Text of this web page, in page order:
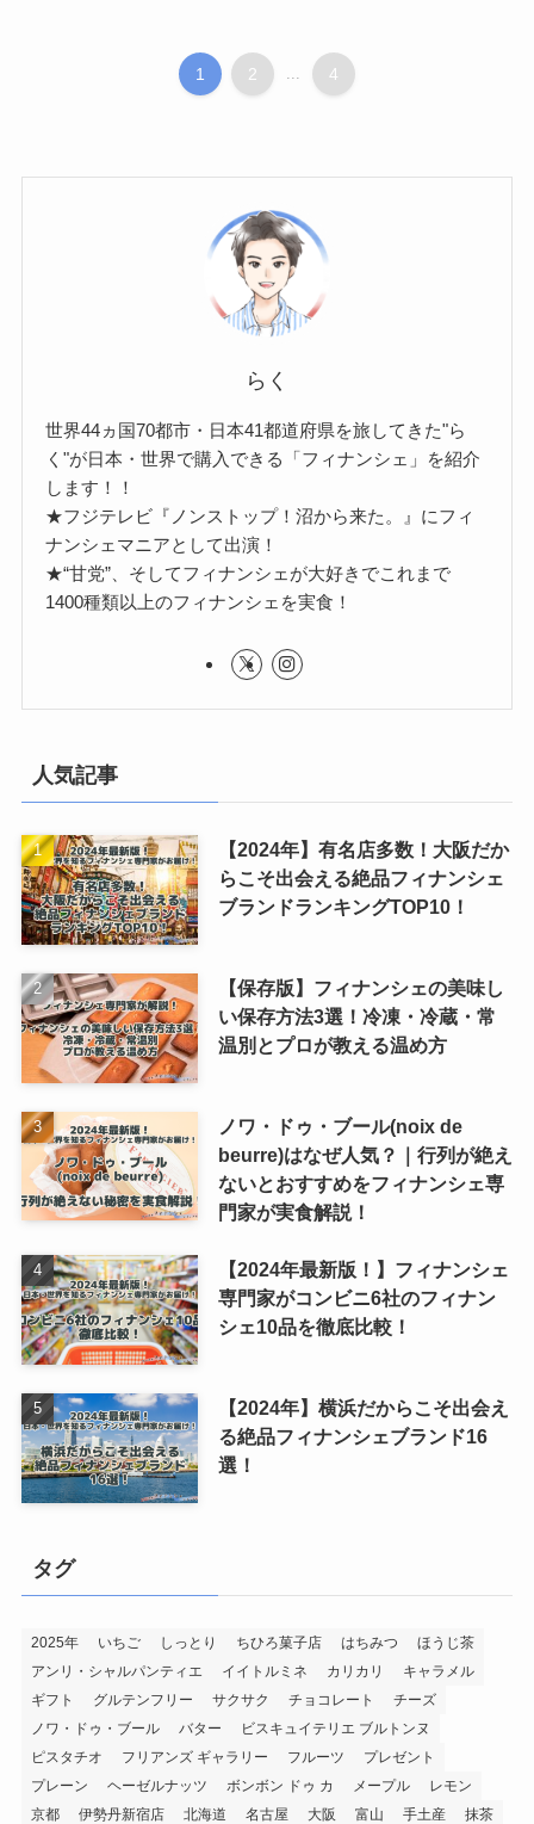
1 2 4
らく
世界44ヵ国70都市・日本41都道府県を旅してきた"ら
く"が日本・世界で購入できる「フィナンシェ」を紹介
します！！
★フジテレビ『ノンストップ！沼から来た。』にフィ
ナンシェマニアとして出演！
★“甘党”、そしてフィナンシェが大好きでこれまで
1400種類以上のフィナンシェを実食！
人気記事
【2024年】有名店多数！大阪だか
らこそ出会える絶品フィナンシェ
ブランドランキングTOP10！
【保存版】フィナンシェの美味し
い保存方法3選！冷凍・冷蔵・常
温別とプロが教える温め方
ノワ・ドゥ・ブール(noix de
beurre)はなぜ人気？｜行列が絶え
ないとおすすめをフィナンシェ専
門家が実食解説！
【2024年最新版！】フィナンシェ
専門家がコンビニ6社のフィナン
シェ10品を徹底比較！
【2024年】横浜だからこそ出会え
る絶品フィナンシェブランド16
選！
タグ
2025年 いちご しっとり ちひろ菓子店 はちみつ
ほうじ茶
アンリ・シャルパンティエ
イイトルミネ カリカリ
キャラメル
ギフト
グルテンフリー サクサク チョコレート
チーズ
ノワ・ドゥ・ブール
バター
ビスキュイテリエ ブルトンヌ
ピスタチオ
フリアンズ ギャラリー フルーツ
プレゼント
プレーン
ヘーゼルナッツ ボンボン ドゥ カ メープル
レモン
京都
伊勢丹新宿店 北海道 名古屋 大阪 富山 手土産
抹茶